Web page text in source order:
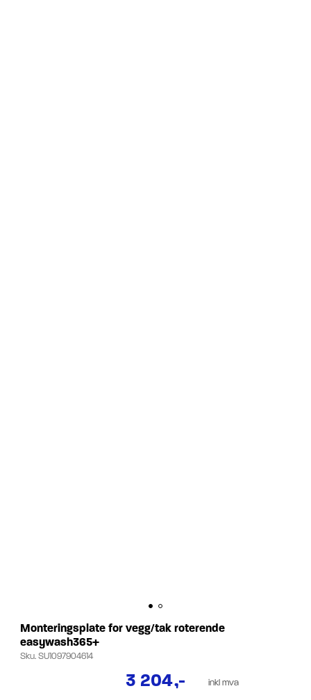
Monteringsplate for vegg/tak roterende
easywash365+
Sku.SU1097904614
3 204,- inkl mva